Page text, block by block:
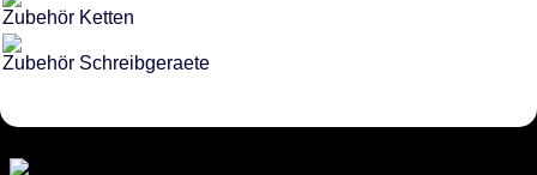
Zubehör Ketten
Zubehör Schreibgeraete